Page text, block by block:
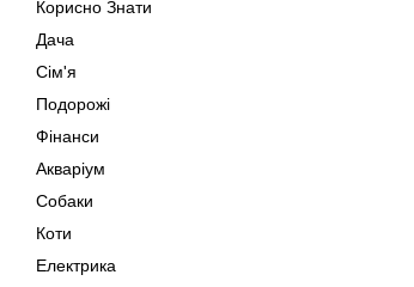
Корисно Знати
Дача
Сім'я
Подорожі
Фінанси
Акваріум
Собаки
Коти
Електрика